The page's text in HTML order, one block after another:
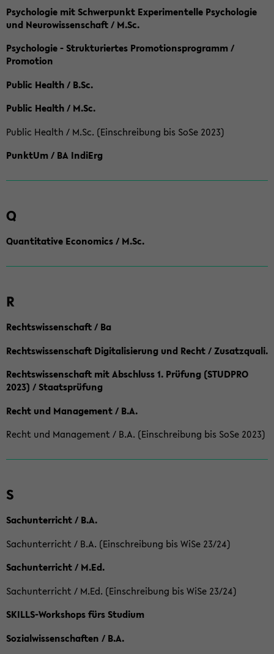
Psychologie mit Schwerpunkt Experimentelle Psychologie
und Neurowissenschaft / M.Sc.
Psychologie - Strukturiertes Promotionsprogramm /
Promotion
Public Health / B.Sc.
Public Health / M.Sc.
Public Health / M.Sc. (Einschreibung bis SoSe 2023)
PunktUm / BA IndiErg
Q
Quantitative Economics / M.Sc.
R
Rechtswissenschaft / Ba
Rechtswissenschaft Digitalisierung und Recht / Zusatzquali.
Rechtswissenschaft mit Abschluss 1. Prüfung (STUDPRO
2023) / Staatsprüfung
Recht und Management / B.A.
Recht und Management / B.A. (Einschreibung bis SoSe 2023)
S
Sachunterricht / B.A.
Sachunterricht / B.A. (Einschreibung bis WiSe 23/24)
Sachunterricht / M.Ed.
Sachunterricht / M.Ed. (Einschreibung bis WiSe 23/24)
SKILLS-Workshops fürs Studium
Sozialwissenschaften / B.A.